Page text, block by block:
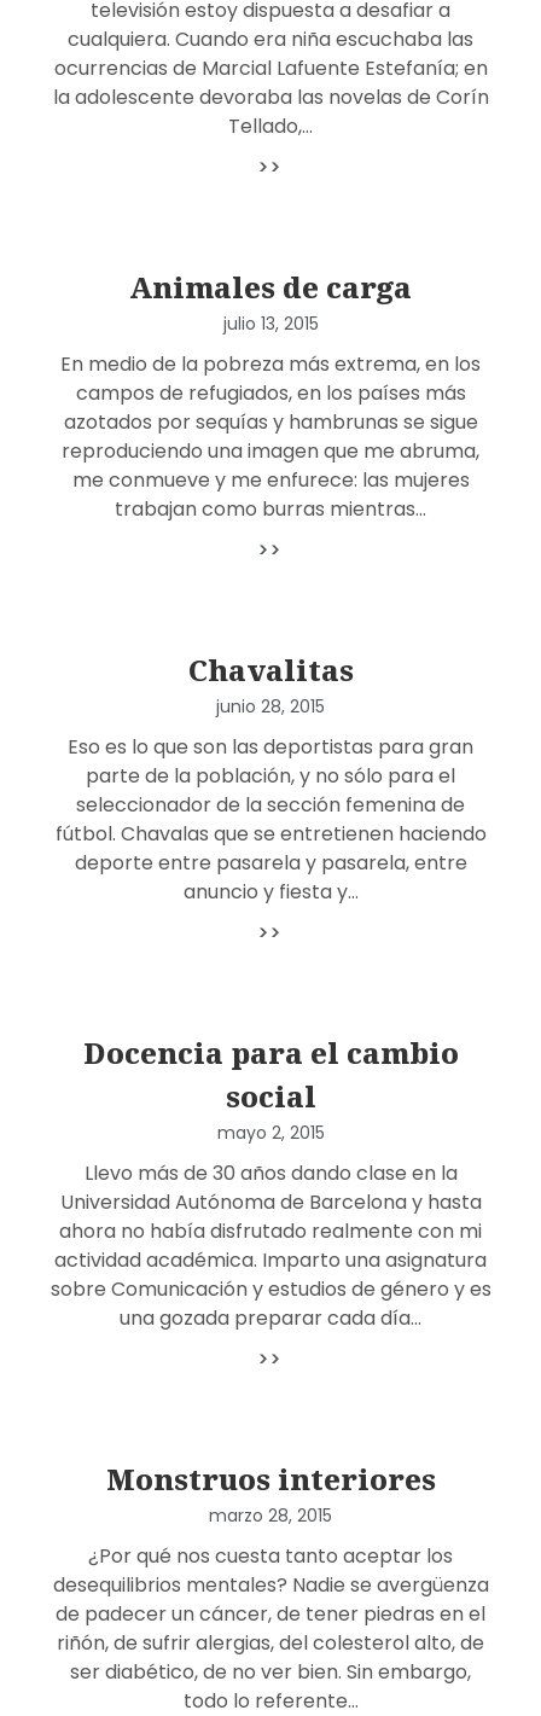
televisión estoy dispuesta a desafiar a
cualquiera. Cuando era niña escuchaba las
ocurrencias de Marcial Lafuente Estefanía; en
la adolescente devoraba las novelas de Corín
Tellado,…
>>
Animales de carga
julio 13, 2015
En medio de la pobreza más extrema, en los
campos de refugiados, en los países más
azotados por sequías y hambrunas se sigue
reproduciendo una imagen que me abruma,
me conmueve y me enfurece: las mujeres
trabajan como burras mientras…
>>
Chavalitas
junio 28, 2015
Eso es lo que son las deportistas para gran
parte de la población, y no sólo para el
seleccionador de la sección femenina de
fútbol. Chavalas que se entretienen haciendo
deporte entre pasarela y pasarela, entre
anuncio y fiesta y…
>>
Docencia para el cambio
social
mayo 2, 2015
Llevo más de 30 años dando clase en la
Universidad Autónoma de Barcelona y hasta
ahora no había disfrutado realmente con mi
actividad académica. Imparto una asignatura
sobre Comunicación y estudios de género y es
una gozada preparar cada día…
>>
Monstruos interiores
marzo 28, 2015
¿Por qué nos cuesta tanto aceptar los
desequilibrios mentales? Nadie se avergüenza
de padecer un cáncer, de tener piedras en el
riñón, de sufrir alergias, del colesterol alto, de
ser diabético, de no ver bien. Sin embargo,
todo lo referente…